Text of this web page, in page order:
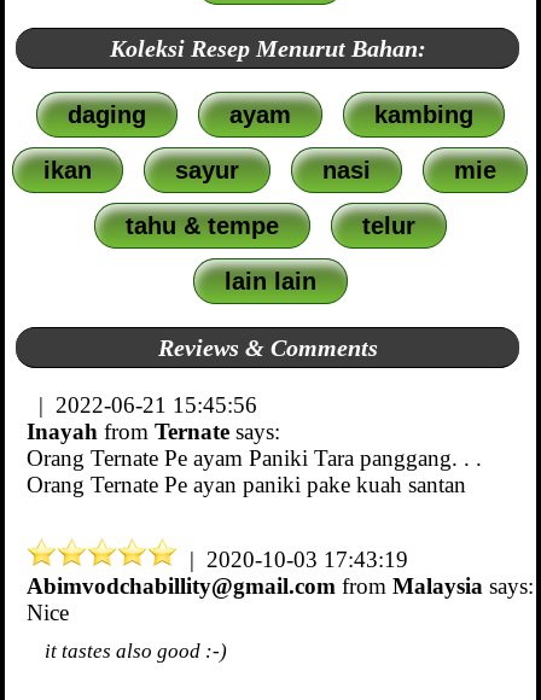
Koleksi Resep Menurut Bahan:
daging ayam kambing
ikan sayur nasi mie
tahu & tempe telur
lain lain
Reviews & Comments
| 2022-06-21 15:45:56
Inayah from Ternate says:
Orang Ternate Pe ayam Paniki Tara panggang. . .
Orang Ternate Pe ayan paniki pake kuah santan
| 2020-10-03 17:43:19
Abimvodchabillity@gmail.com from Malaysia says:
Nice
it tastes also good :-)